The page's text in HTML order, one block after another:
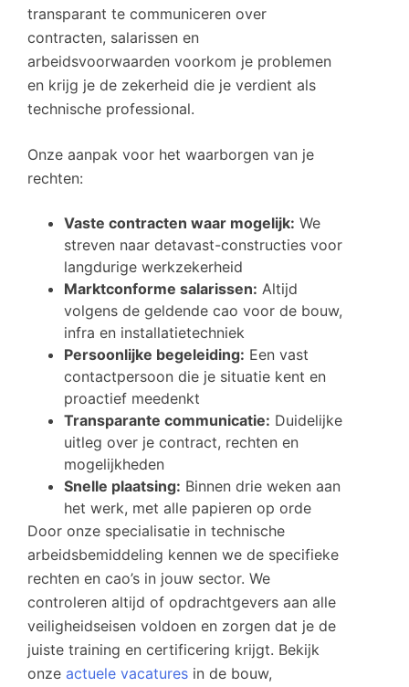
transparant te communiceren over
contracten, salarissen en
arbeidsvoorwaarden voorkom je problemen
en krijg je de zekerheid die je verdient als
technische professional.
Onze aanpak voor het waarborgen van je
rechten:
Vaste contracten waar mogelijk: We
streven naar detavast-constructies voor
langdurige werkzekerheid
Marktconforme salarissen: Altijd
volgens de geldende cao voor de bouw,
infra en installatietechniek
Persoonlijke begeleiding: Een vast
contactpersoon die je situatie kent en
proactief meedenkt
Transparante communicatie: Duidelijke
uitleg over je contract, rechten en
mogelijkheden
Snelle plaatsing: Binnen drie weken aan
het werk, met alle papieren op orde
Door onze specialisatie in technische
arbeidsbemiddeling kennen we de specifieke
rechten en cao’s in jouw sector. We
controleren altijd of opdrachtgevers aan alle
veiligheidseisen voldoen en zorgen dat je de
juiste training en certificering krijgt. Bekijk
onze actuele vacatures in de bouw,